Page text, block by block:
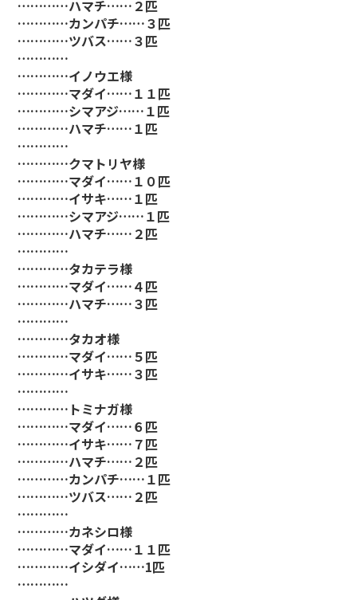
…………ハマチ……２匹
…………カンパチ……３匹
…………ツバス……３匹
…………
…………イノウエ様
…………マダイ……１１匹
…………シマアジ……１匹
…………ハマチ……１匹
…………
…………クマトリヤ様
…………マダイ……１０匹
…………イサキ……１匹
…………シマアジ……１匹
…………ハマチ……２匹
…………
…………タカテラ様
…………マダイ……４匹
…………ハマチ……３匹
…………
…………タカオ様
…………マダイ……５匹
…………イサキ……３匹
…………
…………トミナガ様
…………マダイ……６匹
…………イサキ……７匹
…………ハマチ……２匹
…………カンパチ……１匹
…………ツバス……２匹
…………
…………カネシロ様
…………マダイ……１１匹
…………イシダイ……1匹
…………